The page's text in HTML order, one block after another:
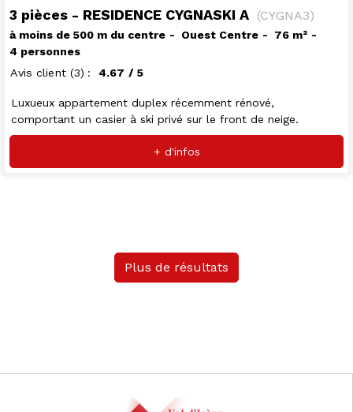
3 pièces - RESIDENCE CYGNASKI A (CYGNA3)
à moins de 500 m du centre Ouest Centre 76 m²
4 personnes
Avis client (3) 4.67 / 5
Luxueux appartement duplex récemment rénové,
comportant un casier à ski privé sur le front de neige.
+ d'infos
Plus de résultats